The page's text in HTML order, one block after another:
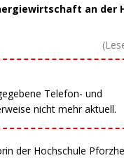
an der
Telefon- und
nicht mehr aktuell.
der Hochschule